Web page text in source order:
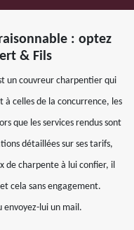
: optez
& Fils
un couvreur charpentier qui
à celles de la concurrence, les
que les services rendus sont
détaillées sur ses tarifs,
de charpente à lui confier, il
cela sans engagement.
envoyez-lui un mail.